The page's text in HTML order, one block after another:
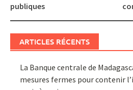
publiques
ARTICLES RÉCENTS
La Banque centrale de
mesures fermes pour contenir